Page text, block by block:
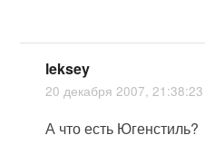
leksey
20 декабря 2007, 21:38:23
А что есть Югенстиль?